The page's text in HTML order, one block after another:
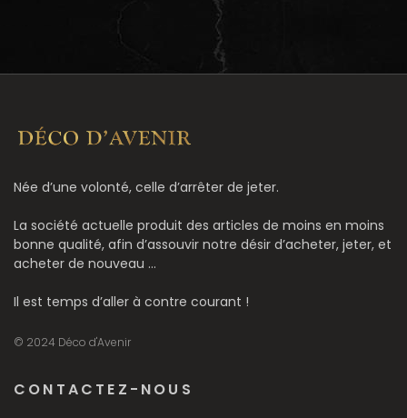
Née d’une volonté, celle d’arrêter de jeter.
La société actuelle produit des articles de moins en moins
bonne qualité, afin d’assouvir notre désir d’acheter, jeter, et
acheter de nouveau ...
Il est temps d’aller à contre courant !
© 2024 Déco d'Avenir
CONTACTEZ-NOUS